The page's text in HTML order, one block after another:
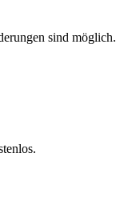
sind möglich.